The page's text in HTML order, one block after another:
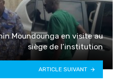
Moundounga en visite au
siège de l’institution
ARTICLE SUIVANT